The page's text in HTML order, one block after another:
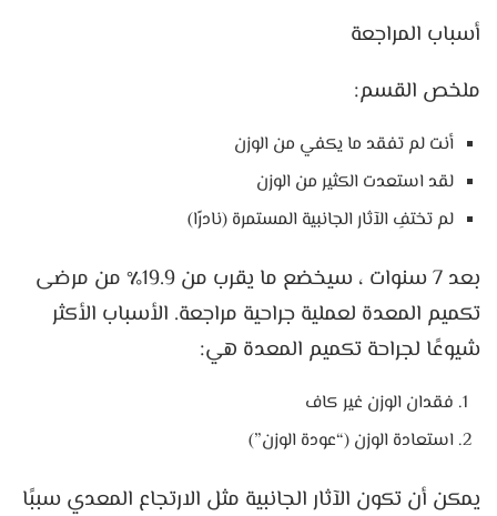
أسباب المراجعة
ملخص القسم:
أنت لم تفقد ما يكفي من الوزن
لقد استعدت الكثير من الوزن
لم تختفِ الآثار الجانبية المستمرة (نادرًا)
بعد 7 سنوات ، سيخضع ما يقرب من 19.9٪ من مرضى
تكميم المعدة لعملية جراحية مراجعة. الأسباب الأكثر
شيوعًا لجراحة تكميم المعدة هي:
فقدان الوزن غير كاف
استعادة الوزن (“عودة الوزن”)
يمكن أن تكون الآثار الجانبية مثل الارتجاع المعدي سببًا